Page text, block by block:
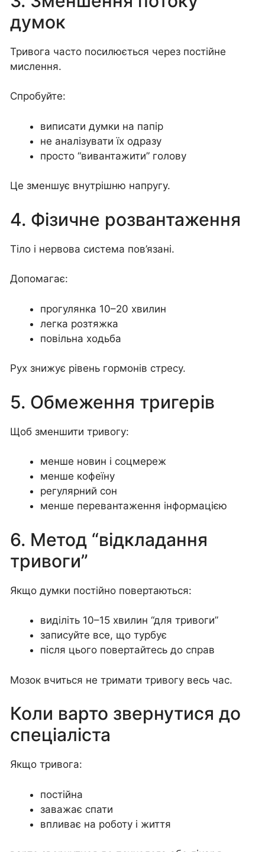
думок
Тривога часто посилюється через постійне
мислення.
Спробуйте:
виписати думки на папір
не аналізувати їх одразу
просто “вивантажити” голову
Це зменшує внутрішню напругу.
4. Фізичне розвантаження
Тіло і нервова система пов’язані.
Допомагає:
прогулянка 10–20 хвилин
легка розтяжка
повільна ходьба
Рух знижує рівень гормонів стресу.
5. Обмеження тригерів
Щоб зменшити тривогу:
менше новин і соцмереж
менше кофеїну
регулярний сон
менше перевантаження інформацією
6. Метод “відкладання
тривоги”
Якщо думки постійно повертаються:
виділіть 10–15 хвилин “для тривоги”
записуйте все, що турбує
після цього повертайтесь до справ
Мозок вчиться не тримати тривогу весь час.
Коли варто звернутися до
спеціаліста
Якщо тривога:
постійна
заважає спати
впливає на роботу і життя